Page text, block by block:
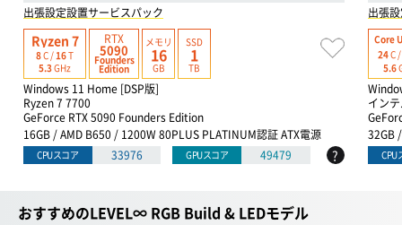
出張設定設置サービスパック
Ryzen 7
8C /16T
5.3GHz
RTX
5090
Founders
Edition
メモリ
16
GB
SSD
1
TB
Windows 11 Home [DSP版]
Ryzen 7 7700
GeForce RTX 5090 Founders Edition
16GB / AMD B650 / 1200W 80PLUS PLATINUM認証 ATX電源
CPUスコア 33976 GPUスコア 49479 ?
出張
Core
24C /
5.6
イン
32GB
CPU
おすすめのLEVEL∞ RGB Build & LEDモデル